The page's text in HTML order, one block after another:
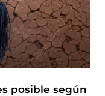
posible según